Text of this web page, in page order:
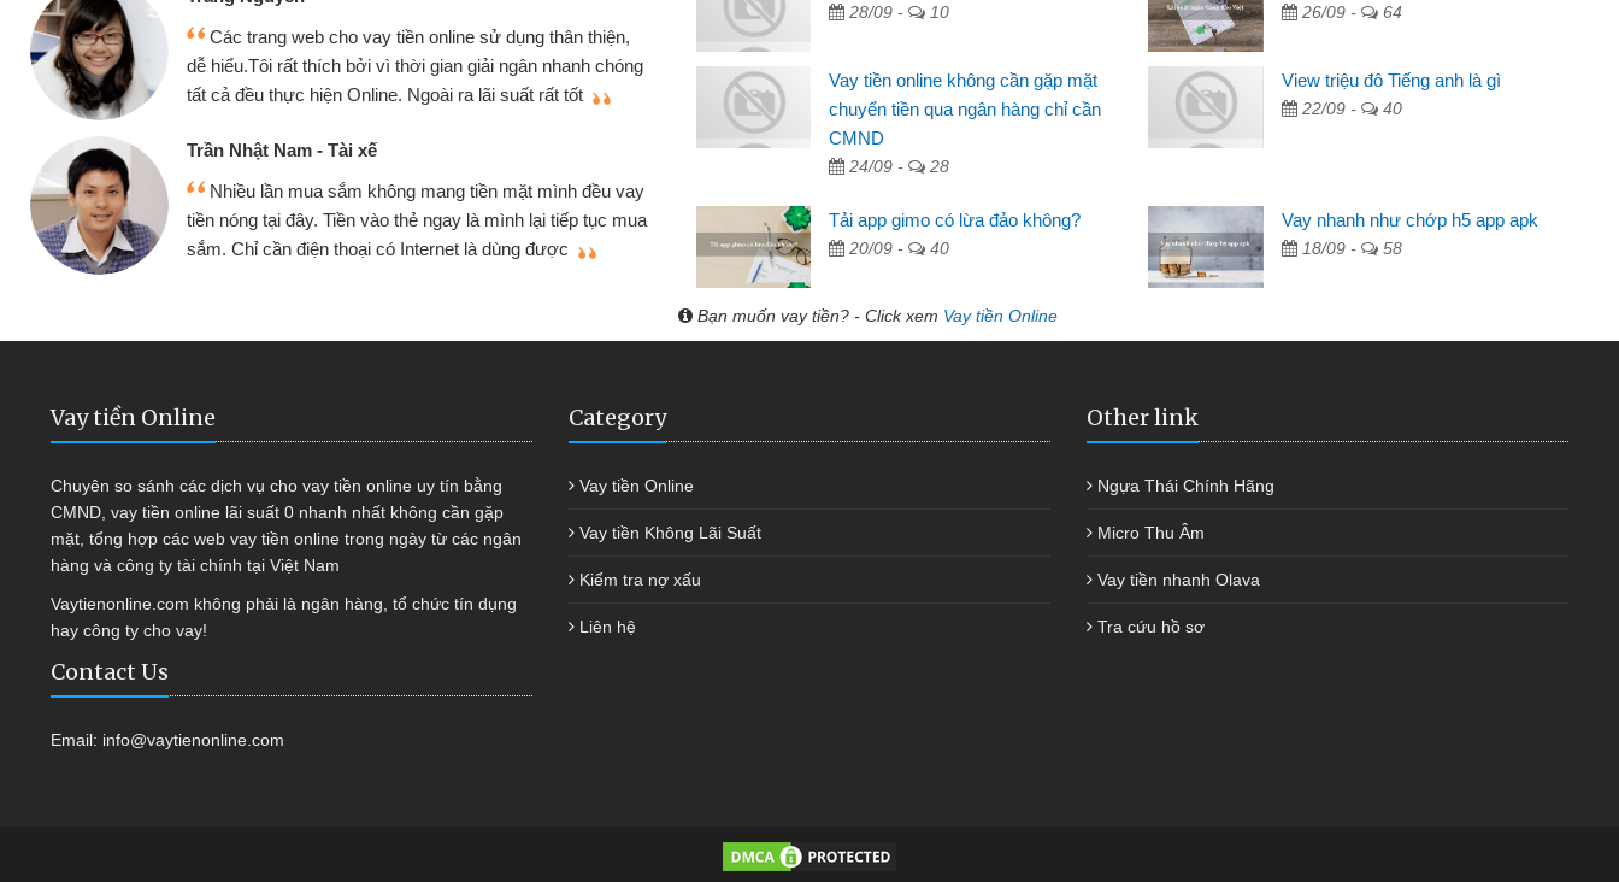
thân thiện,
chóng
tốt
đều vay
tiếp tục mua
Mình cần tiền gấp nên định cầm cố chiếc xe wave
nhưng thật may đã có gói vay tiền bằng CMND online
không cần gặp mặt nên rất tiện lợi, sẽ giới thiệu cho bạn
Tôi kinh doanh buôn bán nhỏ lẻ nhiều lúc cần vốn nhập
hàng, nhờ biết đến website qua bạn bè giới thiệu tôi đã giải
quyết được công việc của mình nhanh chóng
Tôi biết đến thông qua quảng cáo trên facebook. Tôi là
sinh viên nên cần đóng tiền nhà, sinh nhật bạn bè, mà đọc
thấy thủ tục nhanh gọn nên tôi quyết định vay
cần có 2 triệu để giải quyết việc riêng, trong 1-2 ngày tôi trả
được thôi. Cảm ơn đã giúp tôi kịp thời và nhanh chóng
28/09 - 10 26/09 - 64
Vay tiền online không cần gặp mặt
chuyển tiền qua ngân hàng chỉ cần
CMND
24/09 - 28
View triệu đô Tiếng anh là gì
22/09 - 40
Tải app gimo có lừa đảo không?
20/09 - 40
Vay nhanh như chớp h5 app apk
18/09 - 58
Bạn muốn vay tiền? - Click xem Vay tiền Online
Vay tiền Online
Chuyên so sánh các dịch vụ cho vay tiền online uy tín bằng
CMND, vay tiền online lãi suất 0 nhanh nhất không cần gặp
mặt, tổng hợp các web vay tiền online trong ngày từ các ngân
hàng và công ty tài chính tại Việt Nam
Vaytienonline.com không phải là ngân hàng, tổ chức tín dụng
hay công ty cho vay!
Contact Us
Email: info@vaytienonline.com
Category
Vay tiền Online
Vay tiền Không Lãi Suất
Kiểm tra nợ xấu
Liên hệ
Other link
Ngựa Thái Chính Hãng
Micro Thu Âm
Vay tiền nhanh Olava
Tra cứu hồ sơ